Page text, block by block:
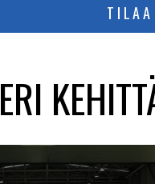
TILAA
ERI